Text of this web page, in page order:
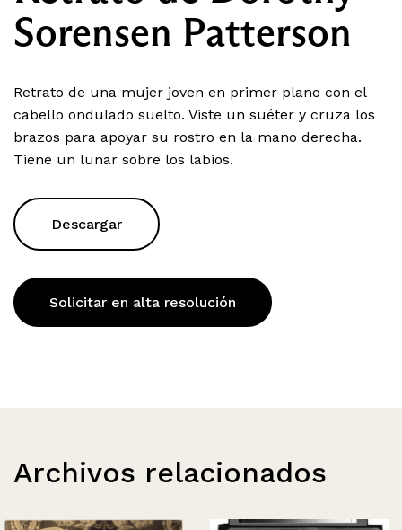
Sorensen Patterson
Retrato de una mujer joven en primer plano con el
cabello ondulado suelto. Viste un suéter y cruza los
brazos para apoyar su rostro en la mano derecha.
Tiene un lunar sobre los labios.
Descargar
Solicitar en alta resolución
Archivos relacionados